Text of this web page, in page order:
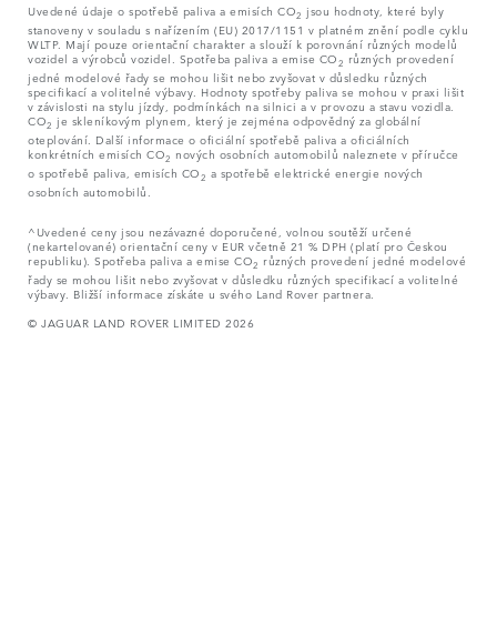
Uvedené údaje o spotřebě paliva a emisích CO2 jsou hodnoty, které byly
stanoveny v souladu s nařízením (EU) 2017/1151 v platném znění podle cyklu
WLTP. Mají pouze orientační charakter a slouží k porovnání různých modelů
vozidel a výrobců vozidel. Spotřeba paliva a emise CO2 různých provedení
jedné modelové řady se mohou lišit nebo zvyšovat v důsledku různých
specifikací a volitelné výbavy. Hodnoty spotřeby paliva se mohou v praxi lišit
v závislosti na stylu jízdy, podmínkách na silnici a v provozu a stavu vozidla.
CO2 je skleníkovým plynem, který je zejména odpovědný za globální
oteplování. Další informace o oficiální spotřebě paliva a oficiálních
konkrétních emisích CO2 nových osobních automobilů naleznete v příručce
o spotřebě paliva, emisích CO2 a spotřebě elektrické energie nových
osobních automobilů.
^Uvedené ceny jsou nezávazné doporučené, volnou soutěží určené
(nekartelované) orientační ceny v EUR včetně 21 % DPH (platí pro Českou
republiku). Spotřeba paliva a emise CO2 různých provedení jedné modelové
řady se mohou lišit nebo zvyšovat v důsledku různých specifikací a volitelné
výbavy. Bližší informace získáte u svého Land Rover partnera.
© JAGUAR LAND ROVER LIMITED 2026